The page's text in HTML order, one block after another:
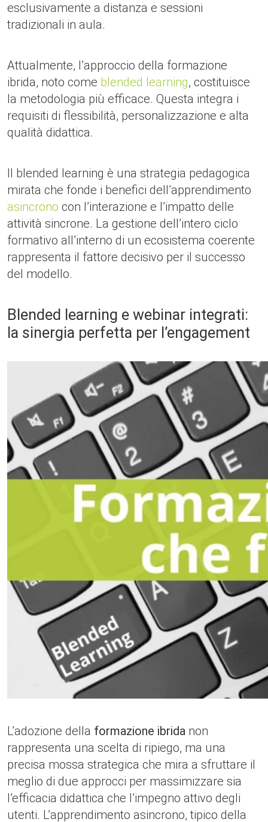
esclusivamente a distanza e sessioni
tradizionali in aula.
Attualmente, l’approccio della formazione
ibrida, noto come blended learning, costituisce
la metodologia più efficace. Questa integra i
requisiti di flessibilità, personalizzazione e alta
qualità didattica.
Il blended learning è una strategia pedagogica
mirata che fonde i benefici dell’apprendimento
asincrono con l’interazione e l’impatto delle
attività sincrone. La gestione dell’intero ciclo
formativo all’interno di un ecosistema coerente
rappresenta il fattore decisivo per il successo
del modello.
Blended learning e webinar integrati:
la sinergia perfetta per l’engagement
L’adozione della formazione ibrida non
rappresenta una scelta di ripiego, ma una
precisa mossa strategica che mira a sfruttare il
meglio di due approcci per massimizzare sia
l’efficacia didattica che l’impegno attivo degli
utenti. L’apprendimento asincrono, tipico della